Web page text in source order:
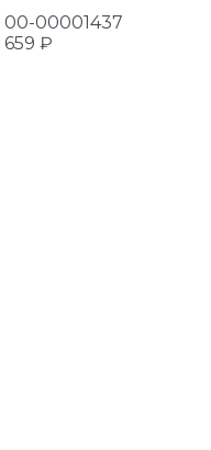
00-00001437
659 ₽